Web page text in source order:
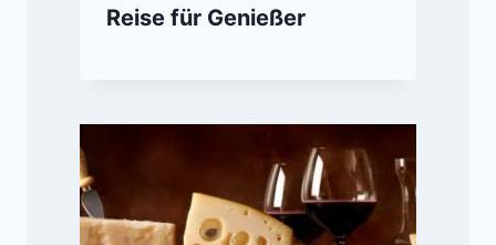
Reise für Genießer